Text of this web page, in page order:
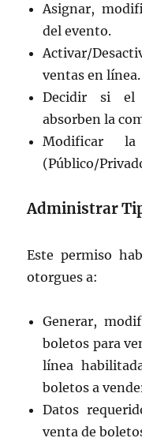
Asignar,
del evento.
Activar/
ventas en línea.
Decidir si el
absorben la
Modificar
(Público/
Administrar
Este permiso
otorgues a:
Generar,
boletos para
línea
boletos a
Datos
venta de